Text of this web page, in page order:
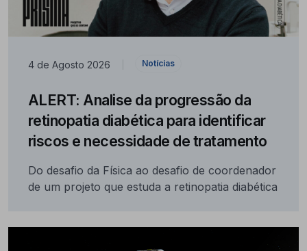
4 de Agosto 2026 Notícias
ALERT: Analise da progressão da
retinopatia diabética para identificar
riscos e necessidade de tratamento
Do desafio da Física ao desafio de coordenador
de um projeto que estuda a retinopatia diabética